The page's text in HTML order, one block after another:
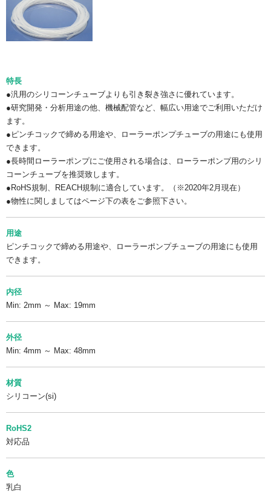
特長
●汎用のシリコーンチューブよりも引き裂き強さに優れています。
●研究開発・分析用途の他、機械配管など、幅広い用途でご利用いただけ
ます。
●ピンチコックで締める用途や、ローラーポンプチューブの用途にも使用
できます。
●長時間ローラーポンプにご使用される場合は、ローラーポンプ用のシリ
コーンチューブを推奨致します。
●RoHS規制、REACH規制に適合しています。（※2020年2月現在）
●物性に関しましてはページ下の表をご参照下さい。
用途
ピンチコックで締める用途や、ローラーポンプチューブの用途にも使用
できます。
内径
Min: 2mm ～ Max: 19mm
外径
Min: 4mm ～ Max: 48mm
材質
シリコーン(si)
RoHS2
対応品
色
乳白